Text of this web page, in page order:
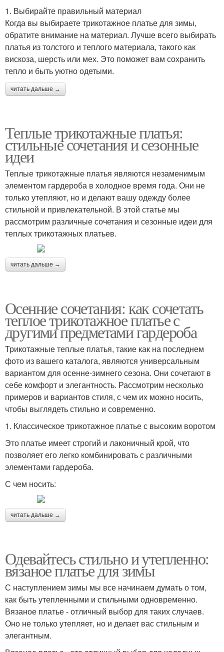
1. Выбирайте правильный материал
Когда вы выбираете трикотажное платье для зимы,
обратите внимание на материал. Лучше всего выбирать
платья из толстого и теплого материала, такого как
вискоза, шерсть или мех. Это поможет вам сохранить
тепло и быть уютно одетыми.
читать дальше →
Теплые трикотажные платья:
стильные сочетания и сезонные
идеи
Теплые трикотажные платья являются незаменимым
элементом гардероба в холодное время года. Они не
только утепляют, но и делают вашу одежду более
стильной и привлекательной. В этой статье мы
рассмотрим различные сочетания и сезонные идеи для
теплых трикотажных платьев.
читать дальше →
Осенние сочетания: как сочетать
теплое трикотажное платье с
другими предметами гардероба
Трикотажные теплые платья, такие как на последнем
фото из вашего каталога, являются универсальным
вариантом для осенне-зимнего сезона. Они сочетают в
себе комфорт и элегантность. Рассмотрим несколько
примеров и вариантов стиля, с чем их можно носить,
чтобы выглядеть стильно и современно.
1. Классическое трикотажное платье с высоким воротом
Это платье имеет строгий и лаконичный крой, что
позволяет его легко комбинировать с различными
элементами гардероба.
С чем носить:
читать дальше →
Одевайтесь стильно и утепленно:
вязаное платье для зимы
С наступлением зимы мы все начинаем думать о том,
как быть утепленными и стильными одновременно.
Вязаное платье - отличный выбор для таких случаев.
Оно не только утепляет, но и делает вас стильным и
элегантным.